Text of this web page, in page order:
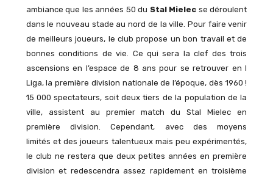
ambiance que les années 50 du Stal Mielec se déroulent
dans le nouveau stade au nord de la ville. Pour faire venir
de meilleurs joueurs, le club propose un bon travail et de
bonnes conditions de vie. Ce qui sera la clef des trois
ascensions en l’espace de 8 ans pour se retrouver en I
Liga, la première division nationale de l’époque, dès 1960 !
15 000 spectateurs, soit deux tiers de la population de la
ville, assistent au premier match du Stal Mielec en
première division. Cependant, avec des moyens
limités et des joueurs talentueux mais peu expérimentés,
le club ne restera que deux petites années en première
division et redescendra assez rapidement en troisième